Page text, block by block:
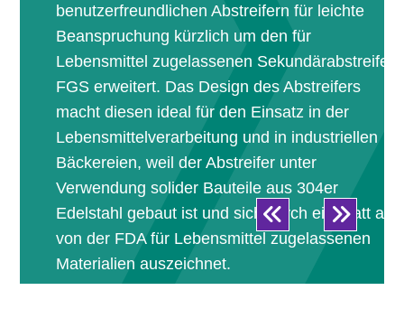
benutzerfreundlichen Abstreifern für leichte
Beanspruchung kürzlich um den für
Lebensmittel zugelassenen Sekundärabstreifer
FGS erweitert. Das Design des Abstreifers
macht diesen ideal für den Einsatz in der
Lebensmittelverarbeitung und in industriellen
Bäckereien, weil der Abstreifer unter
Verwendung solider Bauteile aus 304er
Edelstahl gebaut ist und sich durch ein Blatt aus
von der FDA für Lebensmittel zugelassenen
Materialien auszeichnet.